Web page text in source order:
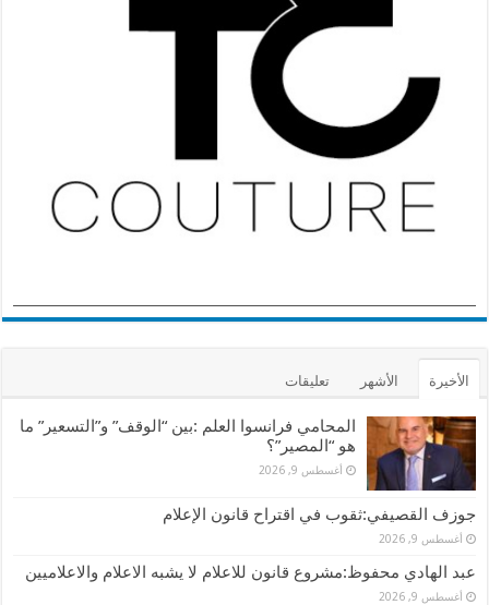
الأخيرة الأشهر تعليقات
المحامي فرانسوا العلم :بين “الوقف” و”التسعير” ما
هو “المصير”؟
أغسطس 9, 2026
جوزف القصيفي:ثقوب في اقتراح قانون الإعلام
أغسطس 9, 2026
عبد الهادي محفوظ:مشروع قانون للاعلام لا يشبه الاعلام والاعلاميين
أغسطس 9, 2026